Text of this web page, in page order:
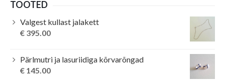
TOOTED
Valgest kullast jalakett
€ 395.00
Pärlmutri ja lasuriidiga kõrvarõngad
€ 145.00